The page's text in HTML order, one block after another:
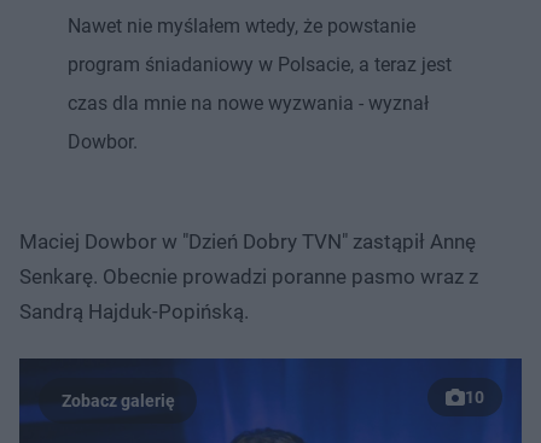
Nawet nie myślałem wtedy, że powstanie
program śniadaniowy w Polsacie, a teraz jest
czas dla mnie na nowe wyzwania - wyznał
Dowbor.
Maciej Dowbor w "Dzień Dobry TVN" zastąpił Annę
Senkarę. Obecnie prowadzi poranne pasmo wraz z
Sandrą Hajduk-Popińską.
10